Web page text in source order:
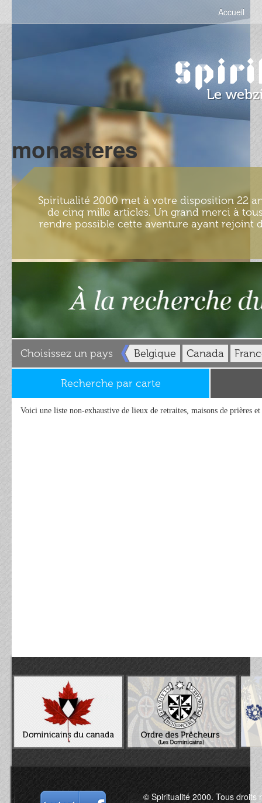
Accueil
monasteres
Spiritualité 2000 met à votre disposition 22
de cinq mille articles. Un grand merci à
rendre possible cette aventure ayant rejoint
Choisissez un pays Belgique Canada
Recherche par carte
Voici une liste non-exhaustive de lieux de retraites, maisons de prières et
© Spiritualité 2000. Tous droits